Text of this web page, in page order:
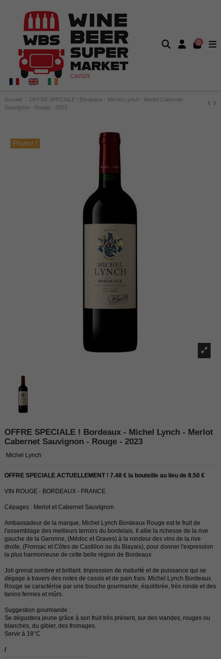
0
Accueil
OFFRE SPECIALE ! Bordeaux - Michel Lynch - Merlot Cabernet
Sauvignon - Rouge - 2023
Promo !
OFFRE SPECIALE ! Bordeaux - Michel Lynch - Merlot
Cabernet Sauvignon - Rouge - 2023
Michel Lynch
OFFRE SPECIALE ACTUELLEMENT ! 7.48 € la bouteille au lieu de 8.50 €
VIN ROUGE - BORDEAUX - FRANCE
Cépages : Merlot et Cabernet Sauvignon
Ambassadeur de la marque, Michel Lynch Bordeaux Rouge est le fruit de
l'assemblage des meilleurs terroirs du bordelais. Il allie la richesse de la rive
gauche de la Garonne, (Médoc et Graves) à la rondeur des vins de la rive
droite, (Fronsac et Côtes de Castillon ou du Blayais), pour donner l'expression
la plus harmonieuse de cette belle région de Bordeaux
Joli grenat sombre et brillant. Impression de maturité et de puissance qui se
dégage à travers des notes de cassis et de pain frais. Michel Lynch Bordeaux
Rouge se caractérise par une bouche gourmande, équilibrée, très ronde et des
tanins fermes et mûrs.
Suggestion gourmande :
Se dégustera jeune grâce à son fruit très présent, sur des viandes, rouges ou
blanches, du gibier, des fromages.
Servir à 18°C
/